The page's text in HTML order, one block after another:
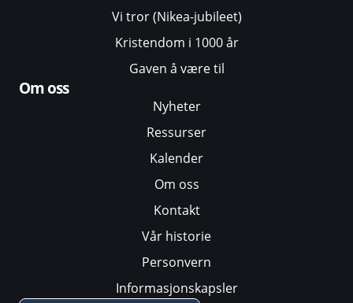
Vi tror (Nikea-jubileet)
Kristendom i 1000 år
Gaven å være til
Om oss
Nyheter
Ressurser
Kalender
Om oss
Kontakt
Vår historie
Personvern
Informasjonskapsler